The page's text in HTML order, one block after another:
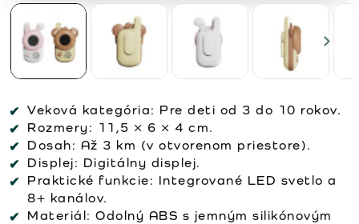
Veková kategória: Pre deti od 3 do 10 rokov.
Rozmery: 11,5 × 6 × 4 cm.
Dosah: Až 3 km (v otvorenom priestore).
Displej: Digitálny displej.
Praktické funkcie: Integrované LED svetlo a
8+ kanálov.
Materiál: Odolný ABS s jemným silikónovým